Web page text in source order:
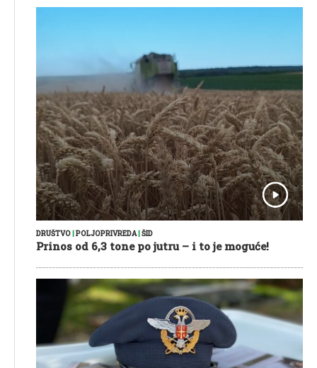
DRUŠTVO|POLJOPRIVREDA|ŠID
Prinos od 6,3 tone po jutru – i to je moguće!